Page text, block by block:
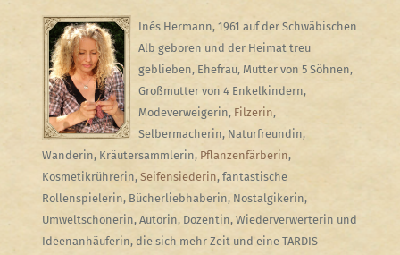
Inés Hermann, 1961 auf der Schwäbischen
Alb geboren und der Heimat treu
geblieben, Ehefrau, Mutter von 5 Söhnen,
Großmutter von 4 Enkelkindern,
Modeverweigerin, Filzerin,
Selbermacherin, Naturfreundin,
Wanderin, Kräutersammlerin, Pflanzenfärberin,
Kosmetikrührerin, Seifensiederin, fantastische
Rollenspielerin, Bücherliebhaberin, Nostalgikerin,
Umweltschonerin, Autorin, Dozentin, Wiederverwerterin und
Ideenanhäuferin, die sich mehr Zeit und eine TARDIS